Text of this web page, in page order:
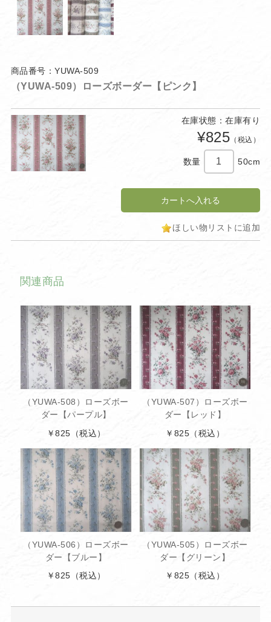
商品番号：YUWA-509
（YUWA-509）ローズボーダー【ピンク】
在庫状態：在庫有り
¥825 （税込）
数量 50cm
ほしい物リストに追加
関連商品
（YUWA-508）ローズボー
ダー【パープル】
￥825 （税込）
（YUWA-507）ローズボー
ダー【レッド】
￥825 （税込）
（YUWA-506）ローズボー
ダー【ブルー】
￥825 （税込）
（YUWA-505）ローズボー
ダー【グリーン】
￥825 （税込）